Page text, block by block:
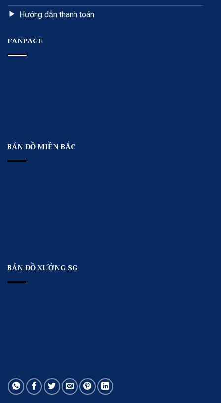
Hướng dẫn thanh toán
FANPAGE
BẢN ĐỒ MIỀN BẮC
BẢN ĐỒ XƯỞNG SG